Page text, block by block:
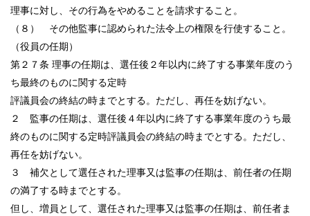
理事に対し、その行為をやめることを請求すること。
（８） その他監事に認められた法令上の権限を行使すること。
（役員の任期）
第２７条 理事の任期は、選任後２年以内に終了する事業年度のう
ち最終のものに関する定時
評議員会の終結の時までとする。ただし、再任を妨げない。
２ 監事の任期は、選任後４年以内に終了する事業年度のうち最
終のものに関する定時評議員会の終結の時までとする。ただし、
再任を妨げない。
３ 補欠として選任された理事又は監事の任期は、前任者の任期
の満了する時までとする。
但し、増員として、選任された理事又は監事の任期は、前任者ま